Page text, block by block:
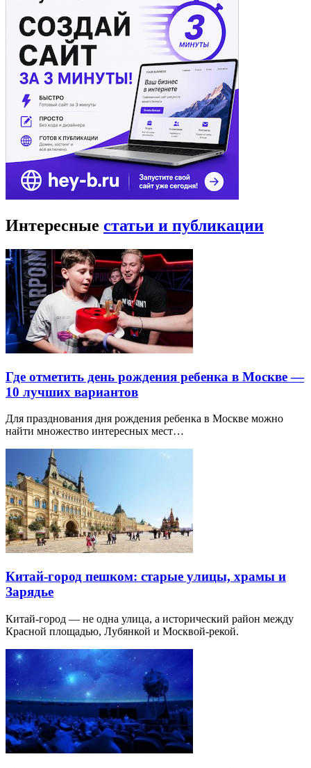
Интересные статьи и публикации
Где отметить день рождения ребенка в Москве —
10 лучших вариантов
Для празднования дня рождения ребенка в Москве можно
найти множество интересных мест…
Китай-город пешком: старые улицы, храмы и
Зарядье
Китай-город — не одна улица, а исторический район между
Красной площадью, Лубянкой и Москвой-рекой.